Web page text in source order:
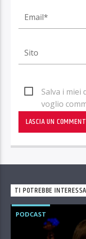
Salva i miei
voglio
TI POTREBBE
PODCAST